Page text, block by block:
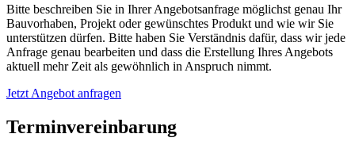
Bitte beschreiben Sie in Ihrer Angebotsanfrage möglichst genau Ihr
Bauvorhaben, Projekt oder gewünschtes Produkt und wie wir Sie
unterstützen dürfen. Bitte haben Sie Verständnis dafür, dass wir jede
Anfrage genau bearbeiten und dass die Erstellung Ihres Angebots
aktuell mehr Zeit als gewöhnlich in Anspruch nimmt.
Jetzt Angebot anfragen
Terminvereinbarung